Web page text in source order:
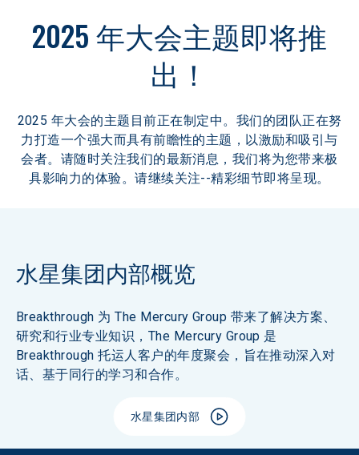
2025 年大会主题即将推
出！
2025 年大会的主题目前正在制定中。我们的团队正在努
力打造一个强大而具有前瞻性的主题，以激励和吸引与
会者。请随时关注我们的最新消息，我们将为您带来极
具影响力的体验。请继续关注--精彩细节即将呈现。
水星集团内部概览
Breakthrough 为 The Mercury Group 带来了解决方案、
研究和行业专业知识，The Mercury Group 是
Breakthrough 托运人客户的年度聚会，旨在推动深入对
话、基于同行的学习和合作。
水星集团内部